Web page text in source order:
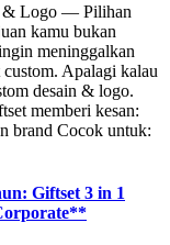
& Logo — Pilihan
kamu bukan
meninggalkan
Apalagi kalau
desain & logo.
memberi kesan:
brand Cocok untuk:
Giftset 3 in 1